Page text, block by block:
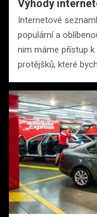
Výhody
Internetové
populární a
nim máme přístup
protějšků, které